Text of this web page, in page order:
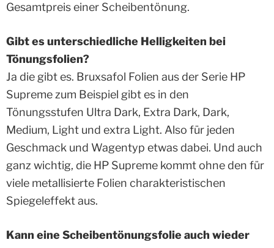
Gesamtpreis einer Scheibentönung.
Gibt es unterschiedliche Helligkeiten bei
Tönungsfolien?
Ja die gibt es. Bruxsafol Folien aus der Serie HP
Supreme zum Beispiel gibt es in den
Tönungsstufen Ultra Dark, Extra Dark, Dark,
Medium, Light und extra Light. Also für jeden
Geschmack und Wagentyp etwas dabei. Und auch
ganz wichtig, die HP Supreme kommt ohne den für
viele metallisierte Folien charakteristischen
Spiegeleffekt aus.
Kann eine Scheibentönungsfolie auch wieder